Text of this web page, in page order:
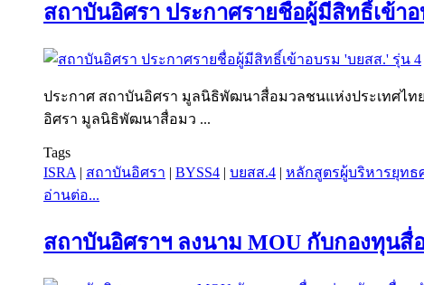
สถาบันอิศรา ประกาศรายชื่อผู้มีสิทธิ์เข้า
ประกาศ สถาบันอิศรา มูลนิธิพัฒนาสื่อมวลชนแห่งประเทศไท
อิศรา มูลนิธิพัฒนาสื่อมว ...
Tags
ISRA | สถาบันอิศรา | BYSS4 | บยสส.4 | หลักสูตรผู้บริหารยุทธ
อ่านต่อ...
สถาบันอิศราฯ ลงนาม MOU กับกองทุน